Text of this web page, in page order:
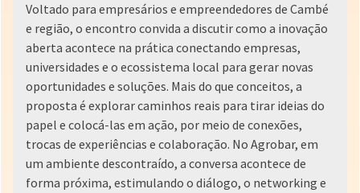
Voltado para empresários e empreendedores de Cambé
e região, o encontro convida a discutir como a inovação
aberta acontece na prática conectando empresas,
universidades e o ecossistema local para gerar novas
oportunidades e soluções. Mais do que conceitos, a
proposta é explorar caminhos reais para tirar ideias do
papel e colocá-las em ação, por meio de conexões,
trocas de experiências e colaboração. No Agrobar, em
um ambiente descontraído, a conversa acontece de
forma próxima, estimulando o diálogo, o networking e